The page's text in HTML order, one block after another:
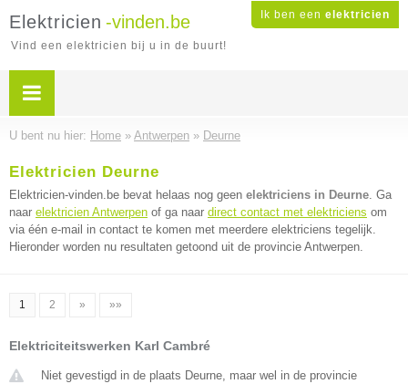
Ik ben een elektricien
Elektricien -vinden.be
Vind een elektricien bij u in de buurt!
U bent nu hier: Home » Antwerpen » Deurne
Elektricien Deurne
Elektricien-vinden.be bevat helaas nog geen elektriciens in Deurne. Ga
naar elektricien Antwerpen of ga naar direct contact met elektriciens om
via één e-mail in contact te komen met meerdere elektriciens tegelijk.
Hieronder worden nu resultaten getoond uit de provincie Antwerpen.
1 2 » »»
Elektriciteitswerken Karl Cambré
Niet gevestigd in de plaats Deurne, maar wel in de provincie